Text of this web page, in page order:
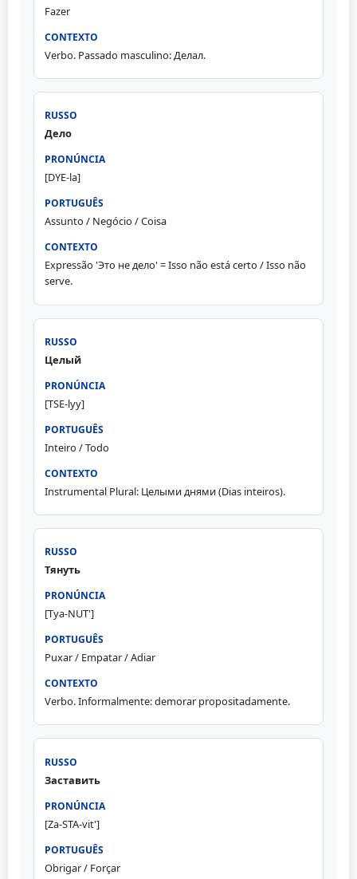
Fazer
Verbo. Passado masculino: Делал.
Дело
[DYE-la]
Assunto / Negócio / Coisa
Expressão 'Это не дело' = Isso não está certo / Isso não
serve.
Целый
[TSE-lyy]
Inteiro / Todo
Instrumental Plural: Целыми днями (Dias inteiros).
Тянуть
[Tya-NUT']
Puxar / Empatar / Adiar
Verbo. Informalmente: demorar propositadamente.
Заставить
[Za-STA-vit']
Obrigar / Forçar